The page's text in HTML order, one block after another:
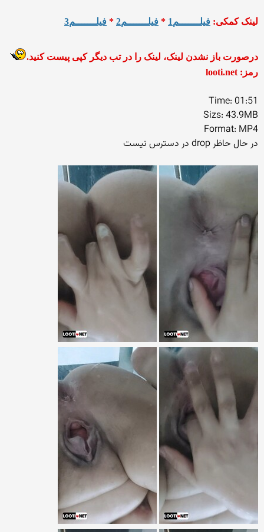
لینک کمکی: فیلـــــــم1 * فیلـــــــم2 * فیلـــــــم3
درصورت باز نشدن لینک، لینک را در تب دیگر کپی پیست کنید.
رمز: looti.net
Time: 01:51
Sizs: 43.9MB
Format: MP4
در حال حاظر drop در دسترس نیست